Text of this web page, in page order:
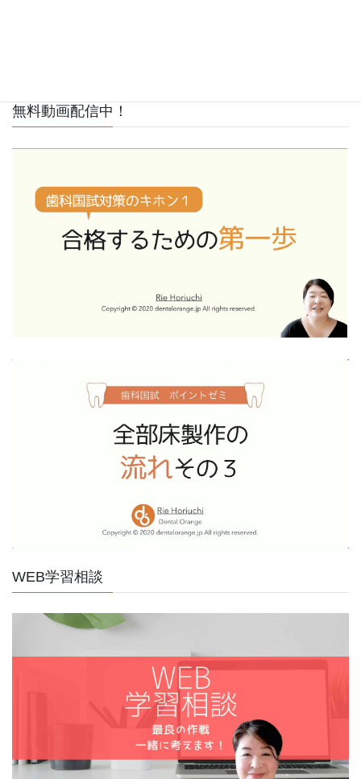
無料動画配信中！
WEB学習相談